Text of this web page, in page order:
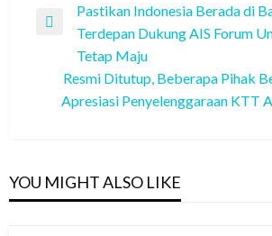
navigation
Previous
Pastikan Indonesia Berada di
Terdepan Dukung AIS Forum
Tetap Maju
Next
Resmi Ditutup, Beberapa Pihak
Apresiasi Penyelenggaraan KTT
YOU MIGHT ALSO LIKE